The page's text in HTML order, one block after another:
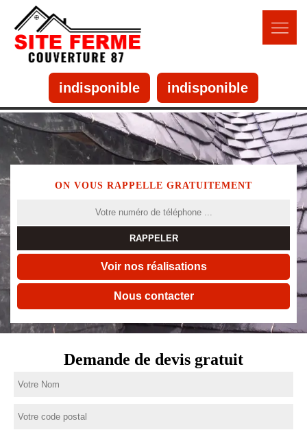
indisponible indisponible
ON VOUS RAPPELLE GRATUITEMENT
Voir nos réalisations
Nous contacter
Demande de devis gratuit